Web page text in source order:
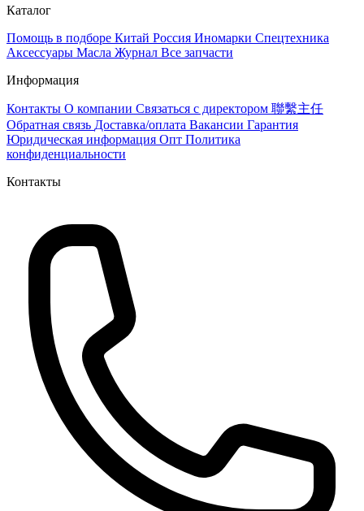
Каталог
Помощь в подборе Китай Россия Иномарки Спецтехника
Аксессуары Масла Журнал Все запчасти
Информация
Контакты О компании Связаться с директором 聯繫主任
Обратная связь Доставка/оплата Вакансии Гарантия
Юридическая информация Опт Политика
конфиденциальности
Контакты